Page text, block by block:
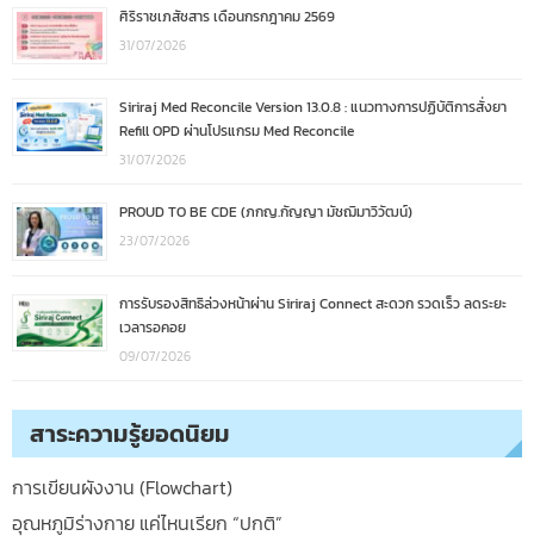
ศิริราชเภสัชสาร เดือนกรกฎาคม 2569
31/07/2026
Siriraj Med Reconcile Version 13.0.8 : แนวทางการปฏิบัติการสั่งยา
Refill OPD ผ่านโปรแกรม Med Reconcile
31/07/2026
PROUD TO BE CDE (ภกญ.กัญญา มัชฌิมาวิวัฒน์)
23/07/2026
การรับรองสิทธิล่วงหน้าผ่าน Siriraj Connect สะดวก รวดเร็ว ลดระยะ
เวลารอคอย
09/07/2026
สาระความรู้ยอดนิยม
การเขียนผังงาน (Flowchart)
อุณหภูมิร่างกาย แค่ไหนเรียก “ปกติ”